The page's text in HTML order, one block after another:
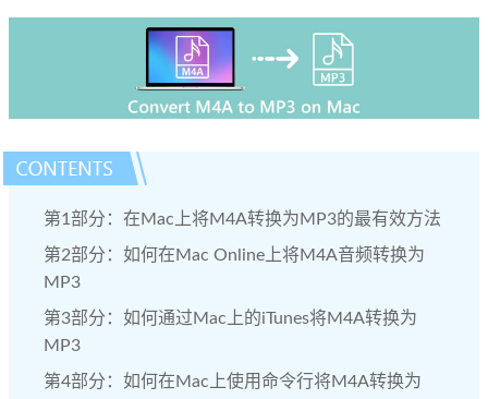
第1部分：在Mac上将M4A转换为MP3的最有效方法
第2部分：如何在Mac Online上将M4A音频转换为
MP3
第3部分：如何通过Mac上的iTunes将M4A转换为
MP3
第4部分：如何在Mac上使用命令行将M4A转换为